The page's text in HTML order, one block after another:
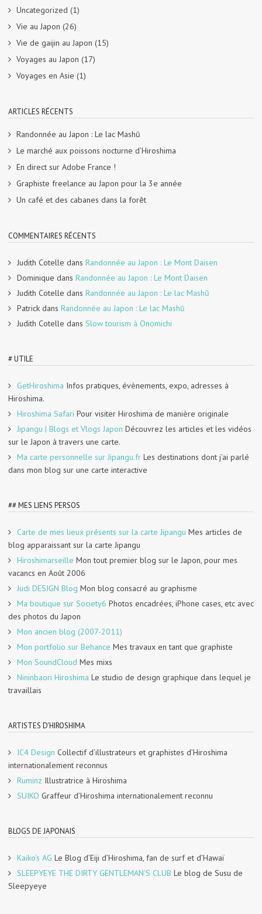
Uncategorized (1)
Vie au Japon (26)
Vie de gaijin au Japon (15)
Voyages au Japon (17)
Voyages en Asie (1)
ARTICLES RÉCENTS
Randonnée au Japon : Le lac Mashū
Le marché aux poissons nocturne d’Hiroshima
En direct sur Adobe France !
Graphiste freelance au Japon pour la 3e année
Un café et des cabanes dans la forêt
COMMENTAIRES RÉCENTS
Judith Cotelle dans Randonnée au Japon : Le Mont Daisen
Dominique dans Randonnée au Japon : Le Mont Daisen
Judith Cotelle dans Randonnée au Japon : Le lac Mashū
Patrick dans Randonnée au Japon : Le lac Mashū
Judith Cotelle dans Slow tourism à Onomichi
# UTILE
GetHiroshima Infos pratiques, évènements, expo, adresses à
Hiroshima.
Hiroshima Safari Pour visiter Hiroshima de manière originale
Jipangu | Blogs et Vlogs Japon Découvrez les articles et les vidéos
sur le Japon à travers une carte.
Ma carte personnelle sur Jipangu.fr Les destinations dont j’ai parlé
dans mon blog sur une carte interactive
## MES LIENS PERSOS
Carte de mes lieux présents sur la carte Jipangu Mes articles de
blog apparaissant sur la carte Jipangu
Hiroshimarseille Mon tout premier blog sur le Japon, pour mes
vacancs en Août 2006
Judi DESIGN Blog Mon blog consacré au graphisme
Ma boutique sur Society6 Photos encadrées, iPhone cases, etc avec
des photos du Japon
Mon ancien blog (2007-2011)
Mon portfolio sur Behance Mes travaux en tant que graphiste
Mon SoundCloud Mes mixs
Nininbaori Hiroshima Le studio de design graphique dans lequel je
travaillais
ARTISTES D'HIROSHIMA
IC4 Design Collectif d’illustrateurs et graphistes d’Hiroshima
internationalement reconnus
Ruminz Illustratrice à Hiroshima
SUIKO Graffeur d’Hiroshima internationalement reconnu
BLOGS DE JAPONAIS
Kaiko's AG Le Blog d’Eiji d’Hiroshima, fan de surf et d’Hawaï
SLEEPYEYE THE DIRTY GENTLEMAN'S CLUB Le blog de Susu de
Sleepyeye